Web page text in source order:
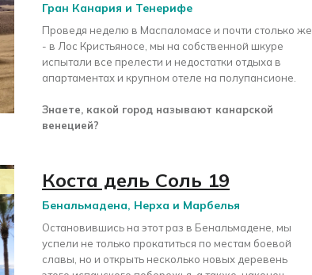
Гран Канария и Тенерифе
Проведя неделю в Маспаломасе и почти столько же
- в Лос Кристьяносе, мы на собственной шкуре
испытали все прелести и недостатки отдыха в
апартаментах и крупном отеле на полупансионе.
Знаете, какой город называют канарской
венецией?
Коста дель Соль 19
Бенальмадена, Нерха и Марбелья
Остановившись на этот раз в Бенальмадене, мы
успели не только прокатиться по местам боевой
славы, но и открыть несколько новых деревень